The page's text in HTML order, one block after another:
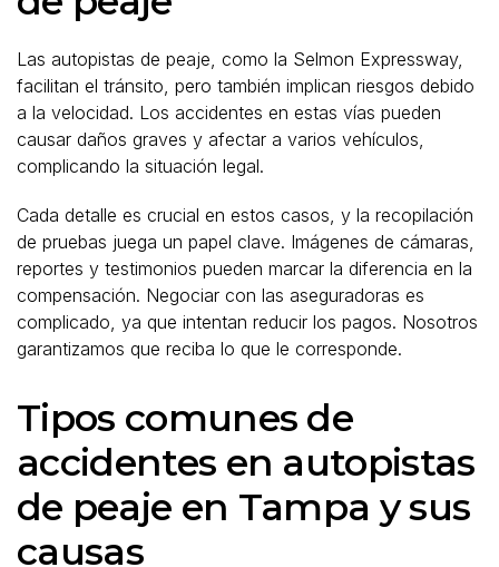
Las autopistas de peaje, como la Selmon Expressway,
facilitan el tránsito, pero también implican riesgos debido
a la velocidad. Los accidentes en estas vías pueden
causar daños graves y afectar a varios vehículos,
complicando la situación legal.
Cada detalle es crucial en estos casos, y la recopilación
de pruebas juega un papel clave. Imágenes de cámaras,
reportes y testimonios pueden marcar la diferencia en la
compensación. Negociar con las aseguradoras es
complicado, ya que intentan reducir los pagos. Nosotros
garantizamos que reciba lo que le corresponde.
Tipos comunes de
accidentes en autopistas
de peaje en Tampa y sus
causas